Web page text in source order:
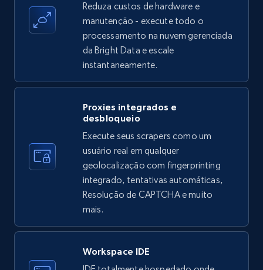
Title, Seller name, Brand, Description, Initial
price, Currency, Availability, Reviews count, and
more.
5.7K+ Comece grátis
LinkedIn company information
ID, Name, Country code, Locations, Followers,
Employees in linkedin, About, Specialties, and
more.
3.5K+ Comece grátis
Instagram - Profiles
Reduza custos de hardware e
manutenção - execute todo o
processamento na nuvem gerenciada
da Bright Data e escale
instantaneamente.
Proxies integrados e
desbloqueio
Execute seus scrapers como um
usuário real em qualquer
geolocalização com fingerprinting
integrado, tentativas automáticas,
Resolução de CAPTCHA e muito
mais.
Workspace IDE